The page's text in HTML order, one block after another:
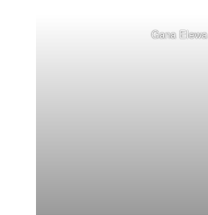
Gana Elewa